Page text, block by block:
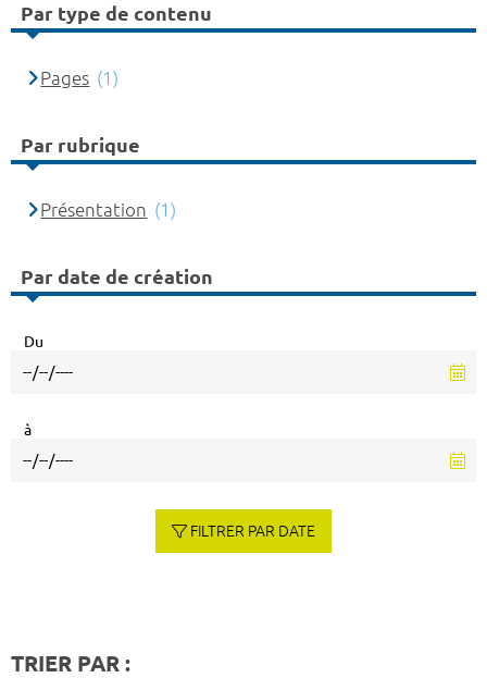
Par type de contenu
Pages (1)
Par rubrique
Présentation (1)
Par date de création
Du
à
FILTRER PAR DATE
TRIER PAR :